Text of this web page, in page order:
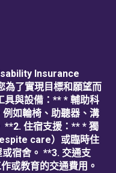
Insurance
為了實現目標和願望而
具與設備：** * 輔助科
如輪椅、助聽器、溝
**2. 住宿支援：** * 獨
care）或臨時住
宿舍。 **3. 交通支
或教育的交通費用。